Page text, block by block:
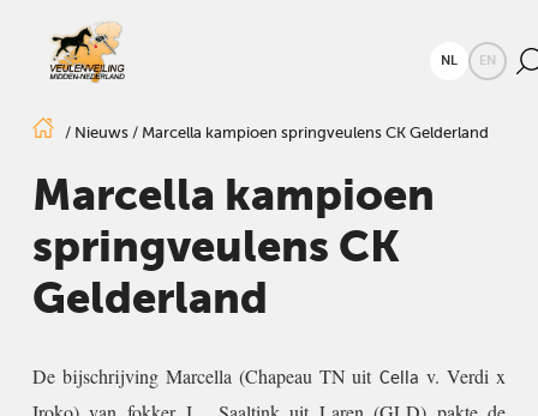
NL EN
/ Nieuws/ Marcella kampioen springveulens CK Gelderland
Marcella kampioen
springveulens CK
Gelderland
De bijschrijving Marcella (Chapeau TN uitCellav. Verdi x